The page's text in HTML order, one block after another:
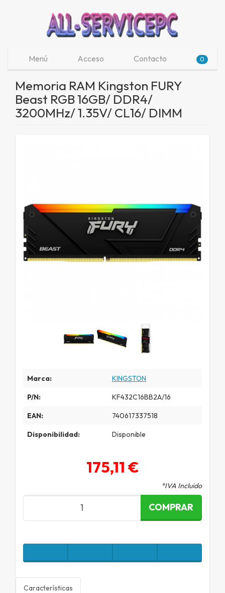
Menú Acceso Contacto 0
Memoria RAM Kingston FURY
Beast RGB 16GB/ DDR4/
3200MHz/ 1.35V/ CL16/ DIMM
Marca: KINGSTON
P/N: KF432C16BB2A/16
EAN: 740617337518
Disponibilidad: Disponible
175,11 €
*IVA Incluido
COMPRAR
Características